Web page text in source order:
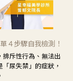
４步驟自我檢測！
斥性行為、無法出
尿失禁」的症狀，